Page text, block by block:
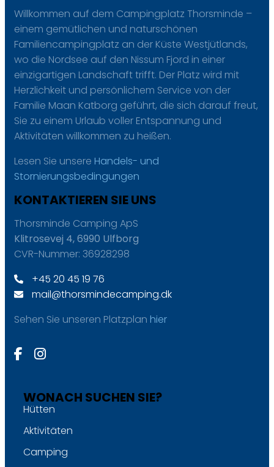
Willkommen auf dem Campingplatz Thorsminde –
einem gemütlichen und naturschönen
Familiencampingplatz an der Küste Westjütlands,
wo die Nordsee auf den Nissum Fjord in einer
einzigartigen Landschaft trifft. Der Platz wird mit
Herzlichkeit und persönlichem Service von der
Familie Maan Katborg geführt, die sich darauf freut,
Sie zu einem Urlaub voller Entspannung und
Aktivitäten willkommen zu heißen.
Lesen Sie unsere Handels- und
Stornierungsbedingungen
KONTAKTIEREN SIE UNS
Thorsminde Camping ApS
Klitrosevej 4, 6990 Ulfborg
CVR-Nummer: 36928298
+45 20 45 19 76
mail@thorsmindecamping.dk
Sehen Sie unseren Platzplan hier
WONACH SUCHEN SIE?
Hütten
Aktivitäten
Camping